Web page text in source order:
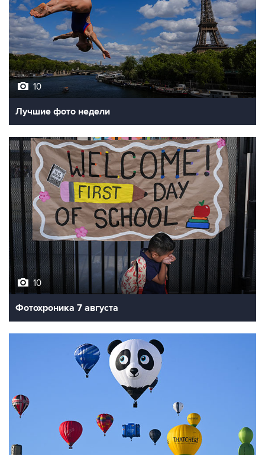
10
Лучшие фото недели
10
Фотохроника 7 августа